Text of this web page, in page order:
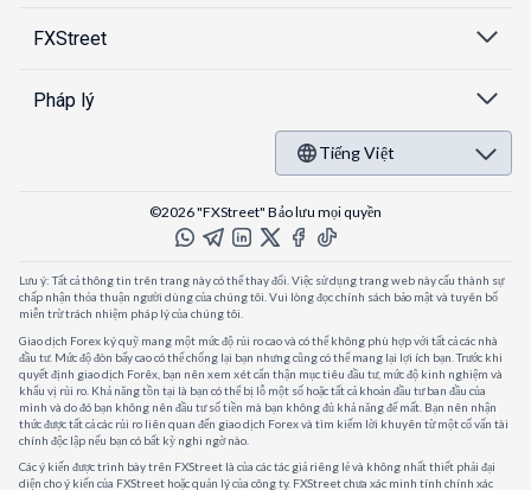
FXStreet
Pháp lý
Tiếng Việt
©2026 "FXStreet" Bảo lưu mọi quyền
Lưu ý: Tất cả thông tin trên trang này có thể thay đổi. Việc sử dụng trang web này cấu thành sự
chấp nhận thỏa thuận người dùng của chúng tôi. Vui lòng đọc chính sách bảo mật và tuyên bố
miễn trừ trách nhiệm pháp lý của chúng tôi.
Giao dịch Forex ký quỹ mang một mức độ rủi ro cao và có thể không phù hợp với tất cả các nhà
đầu tư. Mức độ đòn bẩy cao có thể chống lại bạn nhưng cũng có thể mang lại lợi ích bạn. Trước khi
quyết định giao dịch Forêx, bạn nên xem xét cẩn thận mục tiêu đầu tư, mức độ kinh nghiệm và
khẩu vị rủi ro. Khả năng tồn tại là bạn có thể bị lỗ một số hoặc tất cả khoản đầu tư ban đầu của
mình và do đó bạn không nên đầu tư số tiền mà bạn không đủ khả năng để mất. Bạn nên nhận
thức được tất cả các rủi ro liên quan đến giao dịch Forex và tìm kiếm lời khuyên từ một cố vấn tài
chính độc lập nếu bạn có bất kỳ nghi ngờ nào.
Các ý kiến được trình bày trên FXStreet là của các tác giả riêng lẻ và không nhất thiết phải đại
diện cho ý kiến của FXStreet hoặc quản lý của công ty. FXStreet chưa xác minh tính chính xác